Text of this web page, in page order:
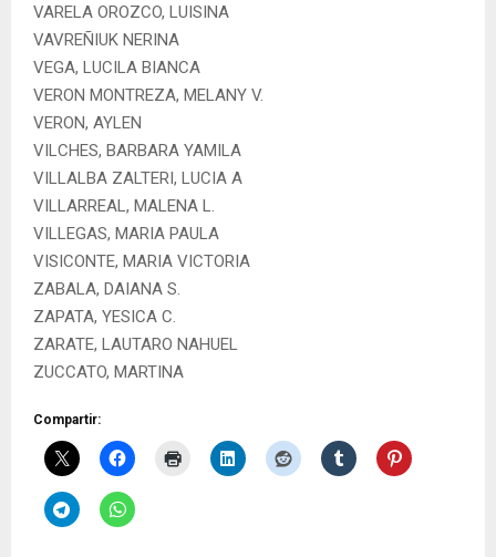
VARELA OROZCO, LUISINA
VAVREÑIUK NERINA
VEGA, LUCILA BIANCA
VERON MONTREZA, MELANY V.
VERON, AYLEN
VILCHES, BARBARA YAMILA
VILLALBA ZALTERI, LUCIA A
VILLARREAL, MALENA L.
VILLEGAS, MARIA PAULA
VISICONTE, MARIA VICTORIA
ZABALA, DAIANA S.
ZAPATA, YESICA C.
ZARATE, LAUTARO NAHUEL
ZUCCATO, MARTINA
Compartir: